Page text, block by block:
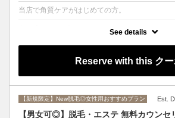
当店で角質ケアがはじめての方。
See details
Reserve with this ク
【新規限定】New脱毛◎女性用おすすめプラン Est.
【男女可◎】脱毛・エステ 無料カウンセ